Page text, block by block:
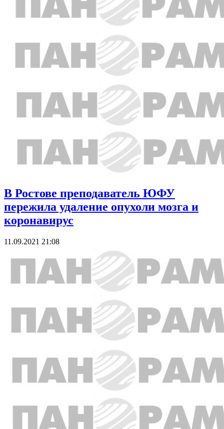
В Ростове преподаватель ЮФУ
пережила удаление опухоли мозга и
коронавирус
11.09.2021 21:08